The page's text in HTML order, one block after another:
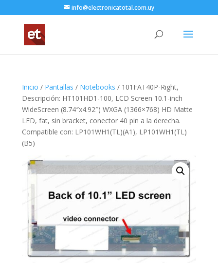
info@electronicatotal.com.uy
Inicio / Pantallas / Notebooks / 101FAT40P-Right,
Descripción: HT101HD1-100, LCD Screen 10.1-inch
WideScreen (8.74″x4.92″) WXGA (1366×768) HD Matte
LED, fat, sin bracket, conector 40 pin a la derecha.
Compatible con: LP101WH1(TL)(A1), LP101WH1(TL)
(B5)